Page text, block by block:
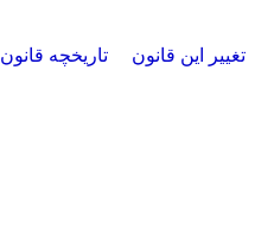
تغییر این قانون تاریخچه قانون